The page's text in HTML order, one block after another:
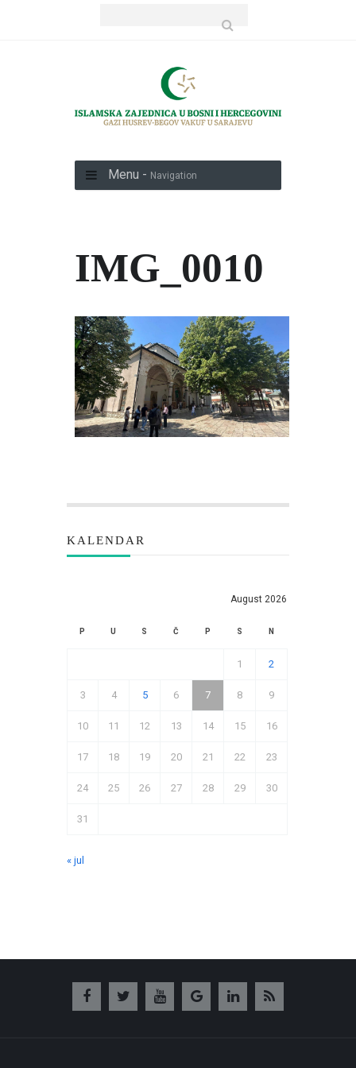
Menu - Navigation
IMG_0010
KALENDAR
August 2026
P U S Č P S N
1 2
3 4 5 6 7 8 9
10 11 12 13 14 15 16
17 18 19 20 21 22 23
24 25 26 27 28 29 30
31
« jul